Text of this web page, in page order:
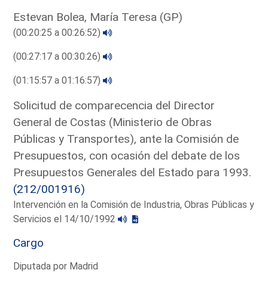
Estevan Bolea, María Teresa (GP)
(00:20:25 a 00:26:52)
(00:27:17 a 00:30:26)
(01:15:57 a 01:16:57)
Solicitud de comparecencia del Director
General de Costas (Ministerio de Obras
Públicas y Transportes), ante la Comisión de
Presupuestos, con ocasión del debate de los
Presupuestos Generales del Estado para 1993.
(212/001916)
Intervención en la Comisión de Industria, Obras Públicas y
Servicios el 14/10/1992
Cargo
Diputada por Madrid